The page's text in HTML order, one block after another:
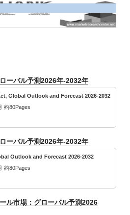
ーバル予測2026年-2032年
Global Outlook and Forecast 2026-2032
約80Pages
ーバル予測2026年-2032年
Outlook and Forecast 2026-2032
約80Pages
ル市場：グローバル予測2026